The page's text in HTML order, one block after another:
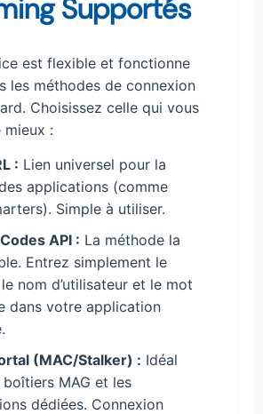
Supportés
est flexible et fonctionne
les méthodes de connexion
Choisissez celle qui vous
mieux :
: Lien universel pour la
applications (comme
Simple à utiliser.
API : La méthode la
Entrez simplement le
nom d’utilisateur et le mot
dans votre application
(MAC/Stalker) : Idéal
MAG et les
dédiées. Connexion